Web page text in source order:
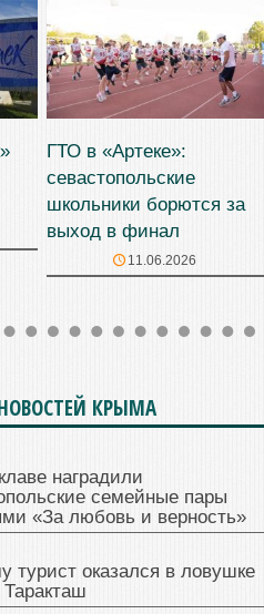
ГТО в «Артеке»:
севастопольские
школьники борются за
выход в финал
11.06.2026
КРЫМА
наградили
семейные пары
«За любовь и верность»
турист оказался в ловушке
Таракташ